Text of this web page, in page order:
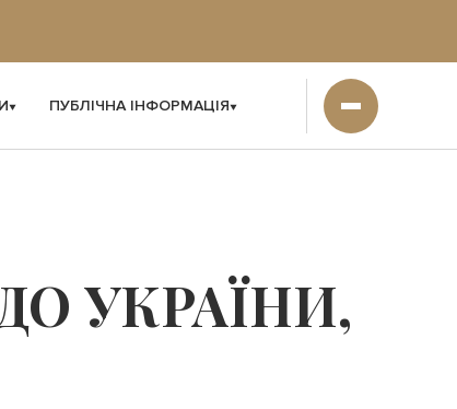
ПУБЛІЧНА ІНФОРМАЦІЯ
УКРАЇНИ,